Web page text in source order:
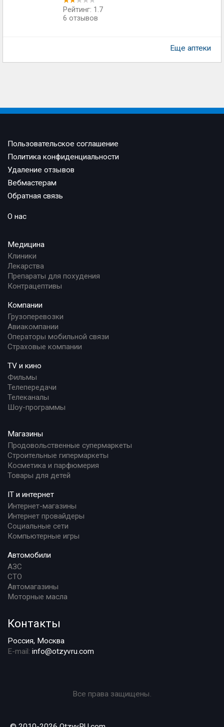
Рейтинг: 1.7
6 отзывов
Еще аптеки
Пользовательское соглашение
Политика конфиденциальности
Удаление отзывов
Вебмастерам
Обратная связь
О нас
Медицина
Клиники
Лекарства
Препараты для похудения
Контрацептивы
Компании
Грузоперевозки
Авиакомпании
Операторы мобильной связи
Страховые компании
TV и кино
Фильмы
Телепередачи
Телеканалы
Шоу-программы
Магазины
Продовольственные супермаркеты
Строительные гипермаркеты
Косметика и парфюмерия
Товары для детей
IT и интернет
Интернет-магазины
Интернет провайдеры
Социальные сети
Компьютерные игры
Автомобили
АЗС
СТО
Автомагазины
Моторные масла
Контакты
Россия, Москва
E-mail: info@otzyvru.com
Все права защищены.